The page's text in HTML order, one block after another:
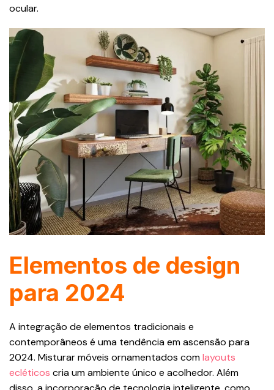
ocular​​.
Elementos de design
para 2024
A integração de elementos tradicionais e
contemporâneos é uma tendência em ascensão para
2024. Misturar móveis ornamentados comlayouts
ecléticos cria um ambiente único e acolhedor. Além